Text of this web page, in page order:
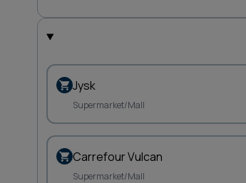
Jysk
Supermarket/Mall
Carrefour Vulcan
Supermarket/Mall